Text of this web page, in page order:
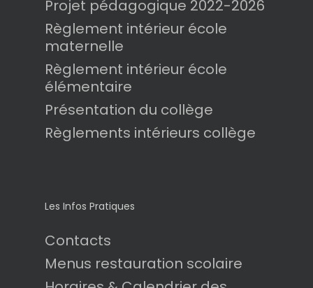
Projet pédagogique 2022-2026
Règlement intérieur école
maternelle
Règlement intérieur école
élémentaire
Présentation du collège
Règlements intérieurs collège
Les Infos Pratiques
Contacts
Menus restauration scolaire